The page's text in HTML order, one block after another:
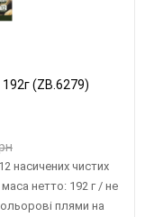
192г (ZB.6279)
насичених чистих
нетто: 192 г / не
плями на